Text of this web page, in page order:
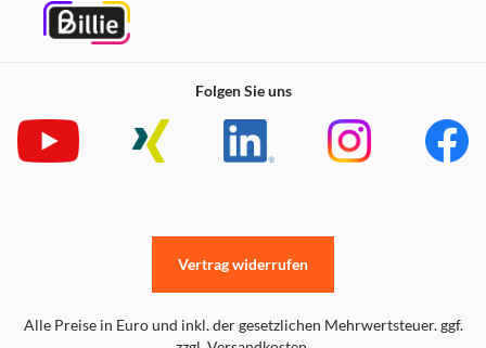
Folgen Sie uns
Alle Preise in Euro und inkl. der gesetzlichen Mehrwertsteuer. ggf.
Vertrag widerrufen